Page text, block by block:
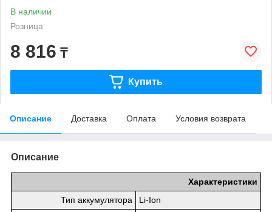
В наличии
Розница
8 816 ₸
Купить
Описание Доставка Оплата Условия возврата
Описание
Характеристики
Тип аккумулятора
Li-Ion